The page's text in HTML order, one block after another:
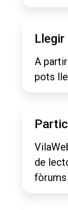
A
pots
de
fòrums